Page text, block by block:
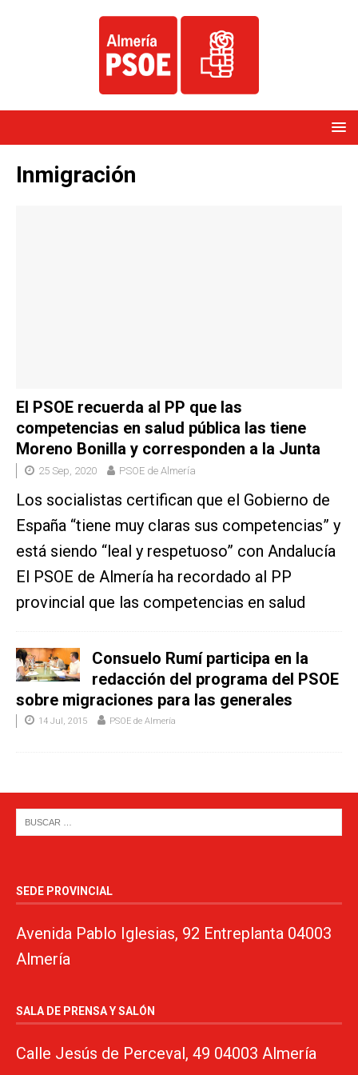
Inmigración
El PSOE recuerda al PP que las
competencias en salud pública las tiene
Moreno Bonilla y corresponden a la Junta
25 Sep, 2020 PSOE de Almería
Los socialistas certifican que el Gobierno de
España “tiene muy claras sus competencias” y
está siendo “leal y respetuoso” con Andalucía
El PSOE de Almería ha recordado al PP
provincial que las competencias en salud
Consuelo Rumí participa en la
redacción del programa del PSOE
sobre migraciones para las generales
14 Jul, 2015 PSOE de Almería
SEDE PROVINCIAL
Avenida Pablo Iglesias, 92 Entreplanta 04003
Almería
SALA DE PRENSA Y SALÓN
Calle Jesús de Perceval, 49 04003 Almería